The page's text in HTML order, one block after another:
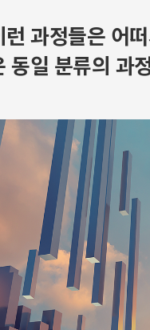
런 과정들은 어
동일 분류의 과